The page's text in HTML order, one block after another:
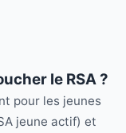
le RSA ?
pour les jeunes
jeune actif) et